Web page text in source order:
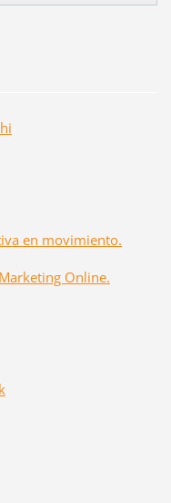
en movimiento.
Online.